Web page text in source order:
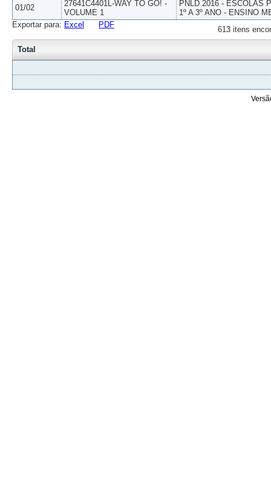
01/02
27641C4401L-WAY TO GO! -
VOLUME 1
PNLD 2016 - ESCOLAS
1º A 3º ANO - ENSINO
613 itens
Exportar para: Excel PDF
Total